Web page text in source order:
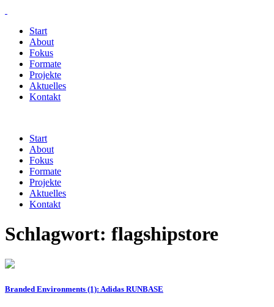
Start
About
Fokus
Formate
Projekte
Aktuelles
Kontakt
Start
About
Fokus
Formate
Projekte
Aktuelles
Kontakt
Schlagwort: flagshipstore
Branded Environments (1): Adidas RUNBASE